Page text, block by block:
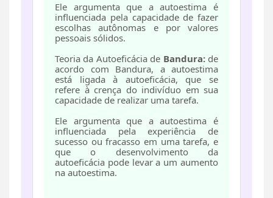
Ele argumenta que a autoestima é
influenciada pela capacidade de fazer
escolhas autônomas e por valores
pessoais sólidos.
Teoria da Autoeficácia de Bandura:de
acordo com Bandura, a autoestima
está ligada à autoeficácia, que se
refere à crença do indivíduo em sua
capacidade de realizar uma tarefa.
Ele argumenta que a autoestima é
influenciada pela experiência de
sucesso ou fracasso em uma tarefa, e
que o desenvolvimento da
autoeficácia pode levar a um aumento
na autoestima.